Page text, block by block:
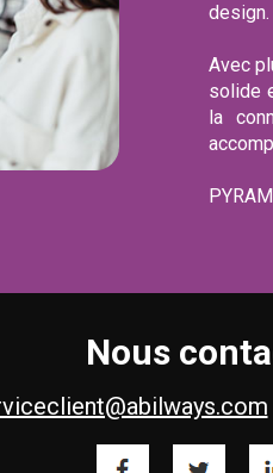
design.
Avec
solide
la
Nous